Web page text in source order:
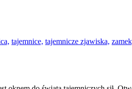
tajemnice, tajemnicze zjawiska,